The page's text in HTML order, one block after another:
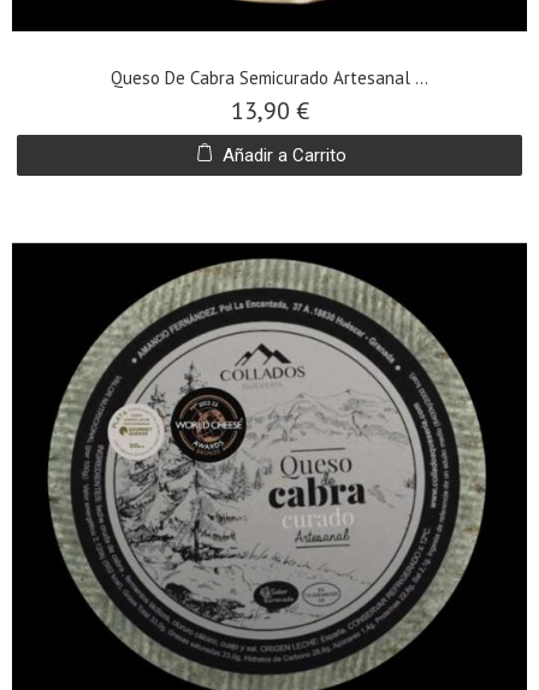
Queso De Cabra Semicurado Artesanal ...
13,90 €
Añadir a Carrito